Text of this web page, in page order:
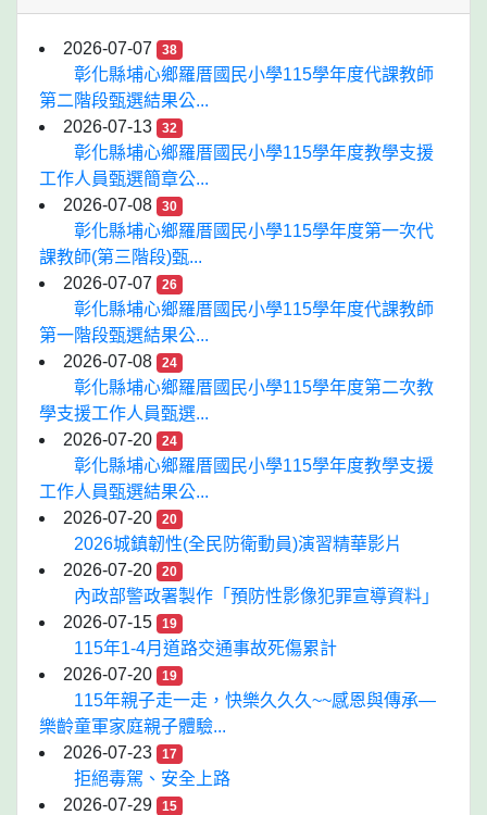
2026-07-07 38
彰化縣埔心鄉羅厝國民小學115學年度代課教師
第二階段甄選結果公...
2026-07-13
32
彰化縣埔心鄉羅厝國民小學115學年度教學支援
工作人員甄選簡章公...
2026-07-08
30
彰化縣埔心鄉羅厝國民小學115學年度第一次代
課教師(第三階段)甄...
2026-07-07
26
彰化縣埔心鄉羅厝國民小學115學年度代課教師
第一階段甄選結果公...
2026-07-08
24
彰化縣埔心鄉羅厝國民小學115學年度第二次教
學支援工作人員甄選...
2026-07-20
24
彰化縣埔心鄉羅厝國民小學115學年度教學支援
工作人員甄選結果公...
2026-07-20
20
2026城鎮韌性(全民防衛動員)演習精華影片
2026-07-20
20
內政部警政署製作「預防性影像犯罪宣導資料」
2026-07-15
19
115年1-4月道路交通事故死傷累計
2026-07-20
19
115年親子走一走，快樂久久久~~感恩與傳承—
樂齡童軍家庭親子體驗...
2026-07-23
17
拒絕毒駕、安全上路
2026-07-29
15